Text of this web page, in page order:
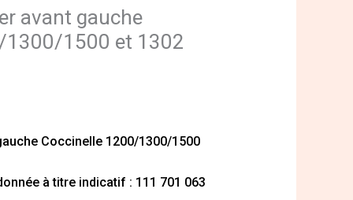
avant gauche
1300/1500 et 1302
Coccinelle 1200/1300/1500
à titre indicatif : 111 701 063